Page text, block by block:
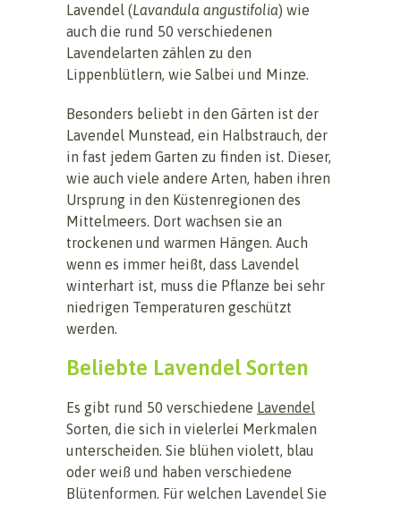
Lavendel (Lavandula angustifolia) wie
auch die rund 50 verschiedenen
Lavendelarten zählen zu den
Lippenblütlern, wie Salbei und Minze.
Besonders beliebt in den Gärten ist der
Lavendel Munstead, ein Halbstrauch, der
in fast jedem Garten zu finden ist. Dieser,
wie auch viele andere Arten, haben ihren
Ursprung in den Küstenregionen des
Mittelmeers. Dort wachsen sie an
trockenen und warmen Hängen. Auch
wenn es immer heißt, dass Lavendel
winterhart ist, muss die Pflanze bei sehr
niedrigen Temperaturen geschützt
werden.
Beliebte Lavendel Sorten
Es gibt rund 50 verschiedene Lavendel
Sorten, die sich in vielerlei Merkmalen
unterscheiden. Sie blühen violett, blau
oder weiß und haben verschiedene
Blütenformen. Für welchen Lavendel Sie